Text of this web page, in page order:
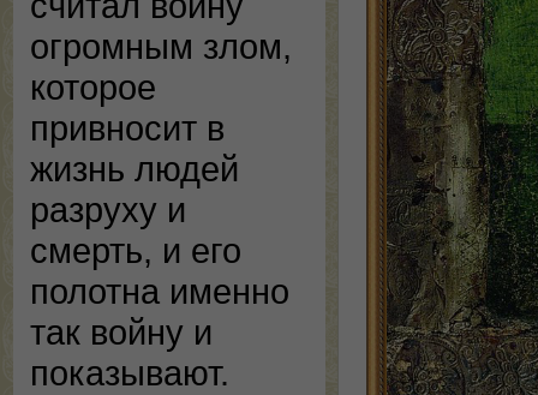
огромным злом,
которое
привносит в
жизнь людей
разруху и
смерть, и его
полотна именно
так войну и
показывают.